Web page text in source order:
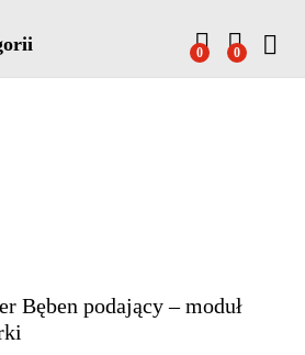
0 0
Bęben podający – moduł